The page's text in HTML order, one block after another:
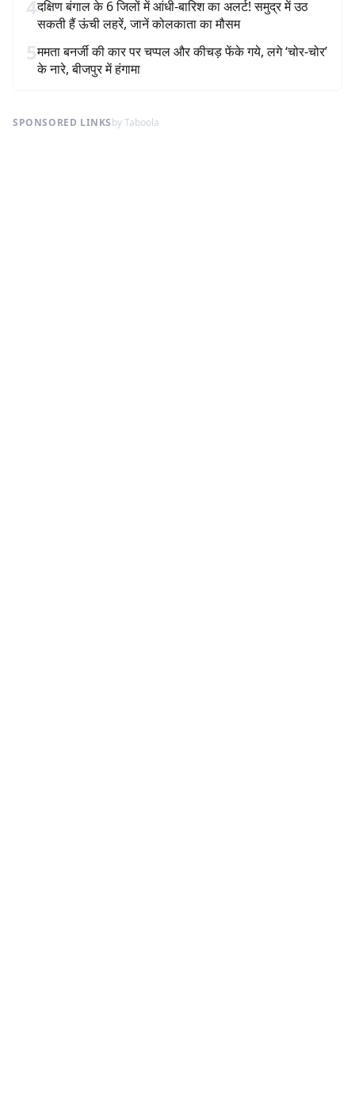
4दक्षिण बंगाल के 6 जिलों में आंधी-बारिश का अलर्ट! समुद्र में उठ
सकती हैं ऊंची लहरें, जानें कोलकाता का मौसम
5ममता बनर्जी की कार पर चप्पल और कीचड़ फेंके गये, लगे ‘चोर-चोर’
के नारे, बीजपुर में हंगामा
SPONSORED LINKSby Taboola